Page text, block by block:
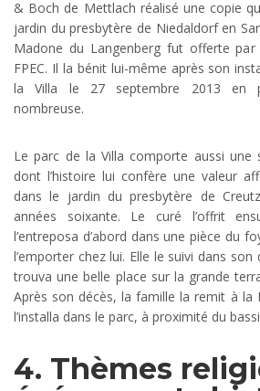
& Boch de Mettlach réalisé une copie
jardin du presbytère de Niedaldorf en
Madone du Langenberg fut offerte par
FPEC. Il la bénit lui-même après son
la Villa le 27 septembre 2013 en
nombreuse.
Le parc de la Villa comporte aussi une
dont l’histoire lui confère une valeur
dans le jardin du presbytère de
années soixante. Le curé l’offrit
l’entreposa d’abord dans une pièce du
l’emporter chez lui. Elle le suivi dans
trouva une belle place sur la grande
Après son décès, la famille la remit à la
l’installa dans le parc, à proximité du
4. Thèmes